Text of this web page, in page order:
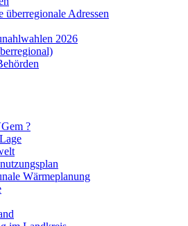
überregionale Adressen
2026
?
Wärmeplanung